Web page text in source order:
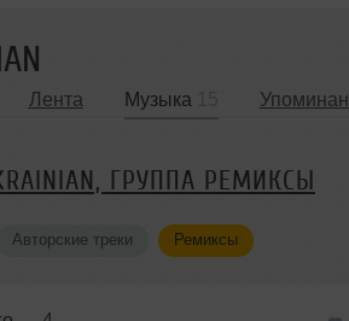
Лента Музыка
ГРУППА РЕМИКСЫ
Авторские треки Ремиксы